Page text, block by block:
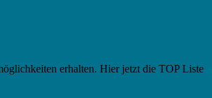
erhalten. Hier jetzt die TOP Liste